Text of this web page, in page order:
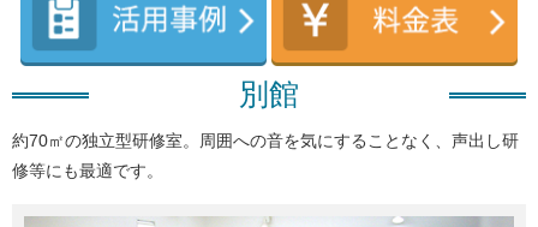
別館
約70㎡の独立型研修室。周囲への音を気にすることなく、声出し研
修等にも最適です。